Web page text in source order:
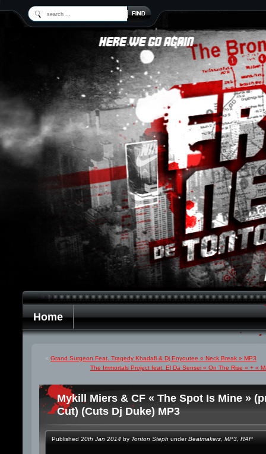
Home
« Grand Surgeon Feat. Tragedy Khadafi & Dj Enyoutee « Neck Break » MP3
The Immortals Project feat. El Da Sensei « On The Rise » + «
Mykill Miers & CF « The Spot Is Mine »
Cut) (Cuts Dj Duke) MP3
Published 20th Jan 2014 by Tonton Steph underBeatmakerz MP3 RAP